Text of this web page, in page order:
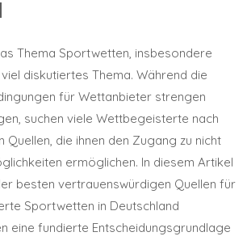
Thema Sportwetten, insbesondere
diskutiertes Thema. Während die
für Wettanbieter strengen
suchen viele Wettbegeisterte nach
die ihnen den Zugang zu nicht
ermöglichen. In diesem Artikel
besten vertrauenswürdigen Quellen für
Sportwetten in Deutschland
eine fundierte Entscheidungsgrundlage